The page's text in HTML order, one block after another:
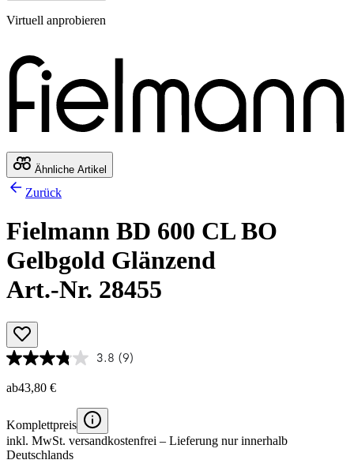
Virtuell anprobieren
Ähnliche Artikel
Zurück
Fielmann BD 600 CL BO
Gelbgold Glänzend
Art.-Nr. 28455
3.8 (9)
ab43,80 €
Komplettpreis
inkl. MwSt. versandkostenfrei – Lieferung nur innerhalb
Deutschlands